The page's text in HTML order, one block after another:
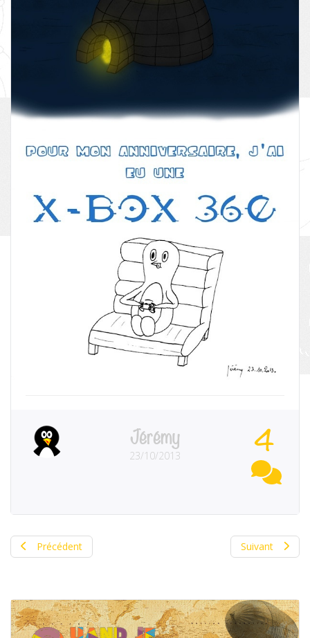
Jérémy
23/10/2013 4
Précédent Suivant